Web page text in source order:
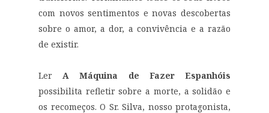
com novos sentimentos e novas descobertas
sobre o amor, a dor, a convivência e a razão
de existir.
Ler A Máquina de Fazer Espanhóis
possibilita refletir sobre a morte, a solidão e
os recomeços. O Sr. Silva, nosso protagonista,